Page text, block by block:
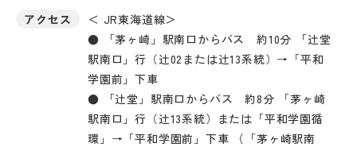
アクセス
＜ JR東海道線＞
● 「茅ヶ崎」駅南口からバス 約10分 「辻堂
駅南口」行（辻02または辻13系統）→「平和
学園前」下車
● 「辻堂」駅南口からバス 約8分 「茅ヶ崎
駅南口」行（辻13系統）または「平和学園循
環」→「平和学園前」下車 （「茅ヶ崎駅南